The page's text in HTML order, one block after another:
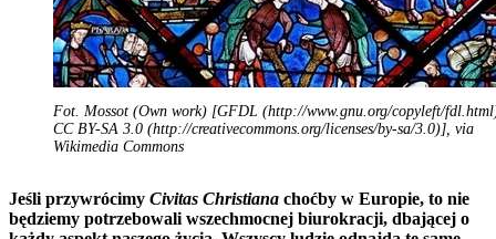
Fot. Mossot (Own work) [GFDL (http://www.gnu.org/copyleft/
CC BY-SA 3.0 (http://creativecommons.org/licenses/by-sa/3.0)], via
Wikimedia Commons
Jeśli przywrócimy Civitas Christiana choćby w Europie, to nie
będziemy potrzebowali wszechmocnej biurokracji, dbającej o